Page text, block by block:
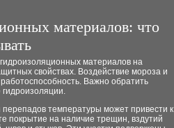
материалов: что
материалов на
свойствах. Воздействие мороза и
Важно обратить
гидроизоляции.
температуры может привести к
покрытие на наличие трещин, вздутий